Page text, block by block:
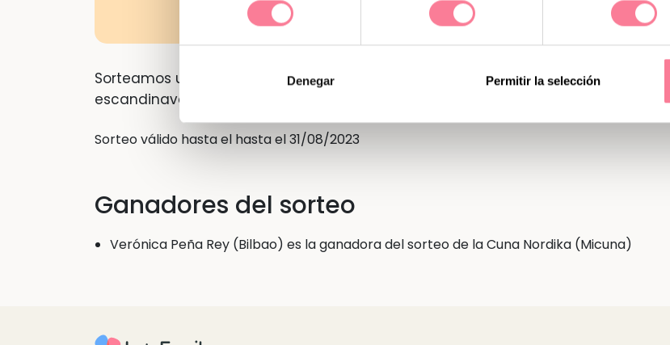
Denegar Permitir la selección
Sorteamos una cuna Nordika de MICUNA. Diseño minimalista e influencias nórdico-
escandinavas. Se convierte en: Colecho,cuna gemelar y camita. ¡Participa!
Sorteo válido hasta el hasta el 31/08/2023
Ganadores del sorteo
Verónica Peña Rey (Bilbao) es la ganadora del sorteo de la Cuna Nordika (Micuna)